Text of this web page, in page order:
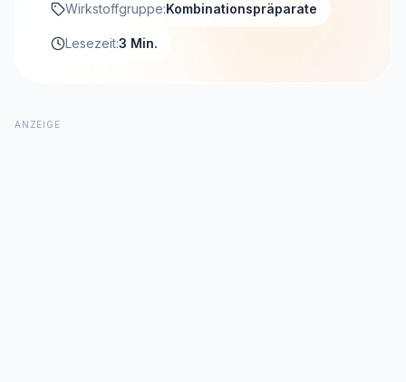
Wirkstoffgruppe:Kombinationspräparate
Lesezeit:3 Min.
ANZEIGE